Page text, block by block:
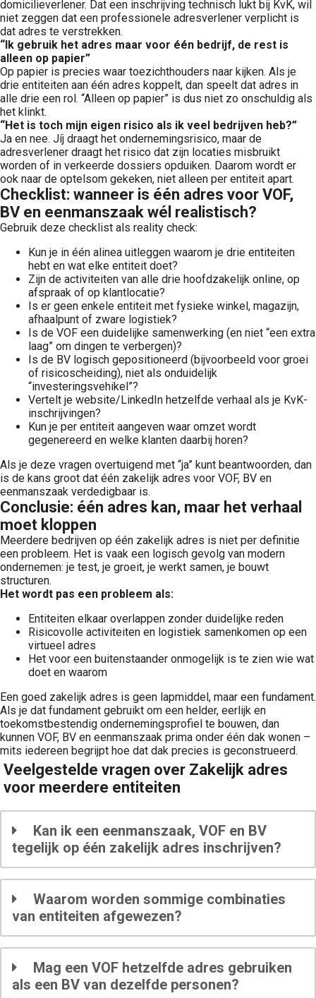
domicilieverlener. Dat een inschrijving technisch lukt bij KvK, wil
niet zeggen dat een professionele adresverlener verplicht is
dat adres te verstrekken.
“Ik gebruik het adres maar voor één bedrijf, de rest is
alleen op papier”
Op papier is precies waar toezichthouders naar kijken. Als je
drie entiteiten aan één adres koppelt, dan speelt dat adres in
alle drie een rol. “Alleen op papier” is dus niet zo onschuldig als
het klinkt.
“Het is toch mijn eigen risico als ik veel bedrijven heb?”
Ja en nee. Jíj draagt het ondernemingsrisico, maar de
adresverlener draagt het risico dat zijn locaties misbruikt
worden of in verkeerde dossiers opduiken. Daarom wordt er
ook naar de optelsom gekeken, niet alleen per entiteit apart.
Checklist: wanneer is één adres voor VOF,
BV en eenmanszaak wél realistisch?
Gebruik deze checklist als reality check:
Kun je in één alinea uitleggen waarom je drie entiteiten
hebt en wat elke entiteit doet?
Zijn de activiteiten van alle drie hoofdzakelijk online, op
afspraak of op klantlocatie?
Is er geen enkele entiteit met fysieke winkel, magazijn,
afhaalpunt of zware logistiek?
Is de VOF een duidelijke samenwerking (en niet “een extra
laag” om dingen te verbergen)?
Is de BV logisch gepositioneerd (bijvoorbeeld voor groei
of risicoscheiding), niet als onduidelijk
“investeringsvehikel”?
Vertelt je website/LinkedIn hetzelfde verhaal als je KvK-
inschrijvingen?
Kun je per entiteit aangeven waar omzet wordt
gegenereerd en welke klanten daarbij horen?
Als je deze vragen overtuigend met “ja” kunt beantwoorden, dan
is de kans groot dat één zakelijk adres voor VOF, BV en
eenmanszaak verdedigbaar is.
Conclusie: één adres kan, maar het verhaal
moet kloppen
Meerdere bedrijven op één zakelijk adres is niet per definitie
een probleem. Het is vaak een logisch gevolg van modern
ondernemen: je test, je groeit, je werkt samen, je bouwt
structuren.
Het wordt pas een probleem als:
Entiteiten elkaar overlappen zonder duidelijke reden
Risicovolle activiteiten en logistiek samenkomen op een
virtueel adres
Het voor een buitenstaander onmogelijk is te zien wie wat
doet en waarom
Een goed zakelijk adres is geen lapmiddel, maar een fundament.
Als je dat fundament gebruikt om een helder, eerlijk en
toekomstbestendig ondernemingsprofiel te bouwen, dan
kunnen VOF, BV en eenmanszaak prima onder één dak wonen –
mits iedereen begrijpt hoe dat dak precies is geconstrueerd.
Veelgestelde vragen over Zakelijk adres
voor meerdere entiteiten
Kan ik een eenmanszaak, VOF en BV
tegelijk op één zakelijk adres inschrijven?
Waarom worden sommige combinaties
van entiteiten afgewezen?
Mag een VOF hetzelfde adres gebruiken
als een BV van dezelfde personen?